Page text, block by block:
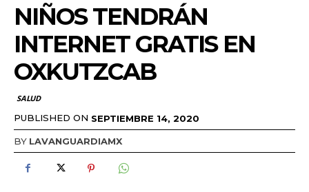
NIÑOS TENDRÁN
INTERNET GRATIS EN
OXKUTZCAB
SALUD
PUBLISHED ON SEPTIEMBRE 14, 2020
BY LAVANGUARDIAMX